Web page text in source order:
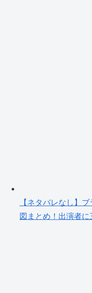
【ネタバレなし】
図まとめ！出演者